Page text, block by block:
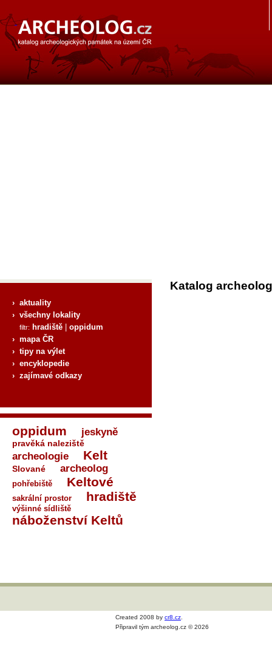
› aktuality
› všechny lokality
filtr: hradiště
oppidum
› mapa ČR
› tipy na výlet
› encyklopedie
› zajímavé odkazy
oppidum jeskyně
pravěká naleziště
archeologie Kelt
Slované archeolog
pohřebiště Keltové
sakrální prostor hradiště
výšinné sídliště
náboženství Keltů
Katalog
Created 2008 by cr8.cz
Připravil tým archeolog.cz © 2026